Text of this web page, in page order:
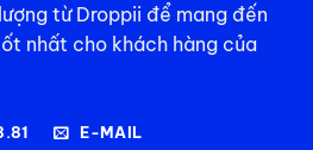
từ Droppii để mang đến
nhất cho khách hàng của
E-MAIL